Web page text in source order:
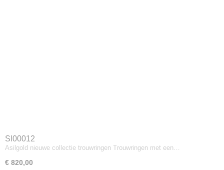
Sl00012
Asilgold nieuwe collectie trouwringen Trouwringen met een…
€ 820,00